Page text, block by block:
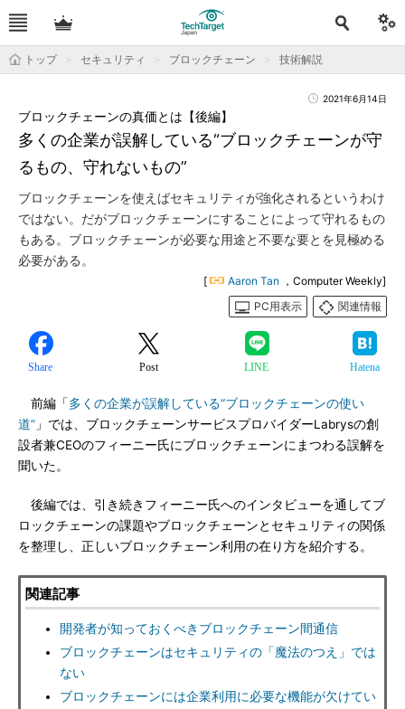
トップ セキュリティ ブロックチェーン 技術解説
2021年6月14日
多くの企業が誤解している“ブロックチェーンが守
るもの、守れないもの”
ブロックチェーンの真価とは【後編】
ブロックチェーンを使えばセキュリティが強化されるというわけ
ではない。だがブロックチェーンにすることによって守れるもの
もある。ブロックチェーンが必要な用途と不要な要とを見極める
必要がある。
[ Aaron Tan ，Computer Weekly]
PC用表示
関連情報
Share Post LINE Hatena
前編「多くの企業が誤解している“ブロックチェーンの使い
道” 」では、ブロックチェーンサービスプロバイダーLabrysの創
設者兼CEOのフィーニー氏にブロックチェーンにまつわる誤解を
聞いた。
後編では、引き続きフィーニー氏へのインタビューを通してブ
ロックチェーンの課題やブロックチェーンとセキュリティの関係
を整理し、正しいブロックチェーン利用の在り方を紹介する。
関連記事
開発者が知っておくべきブロックチェーン間通信
ブロックチェーンはセキュリティの「魔法のつえ」では
ない
ブロックチェーンには企業利用に必要な機能が欠けてい